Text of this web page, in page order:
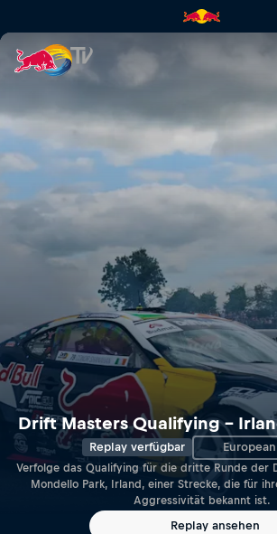
Drift Masters
Drift Masters Qualifying –
Replay verfügbar
Verfolge das Qualifying für die dritte Runde der
Mondello Park, Irland, einer Strecke, die für
Aggressivität bekannt ist.
Replay ansehen